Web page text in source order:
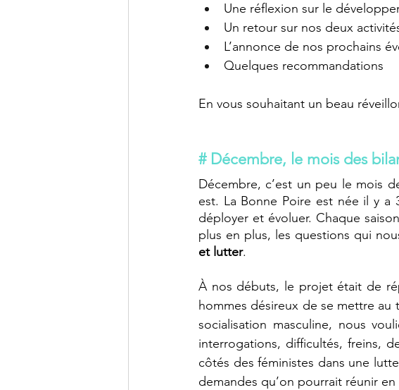
Une réflexion sur le
Un retour sur nos deux
L’annonce de nos prochains
Quelques recommandations
En vous souhaitant un beau
# Décembre, le mois des
Décembre, c’est un peu le mois
est. La Bonne Poire est née il y a
déployer et évoluer. Chaque
plus en plus, les questions qui
et lutter.
À nos débuts, le projet était de
hommes désireux de se mettre au
socialisation masculine, nous
interrogations, difficultés, freins,
côtés des féministes dans une
demandes qu’on pourrait réunir